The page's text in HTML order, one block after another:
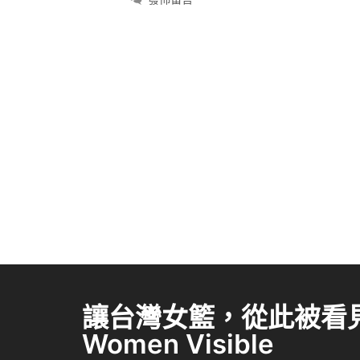
讓台灣女籃，從此被
Women Visible